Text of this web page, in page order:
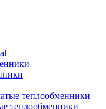
теплообменники
теплообменники